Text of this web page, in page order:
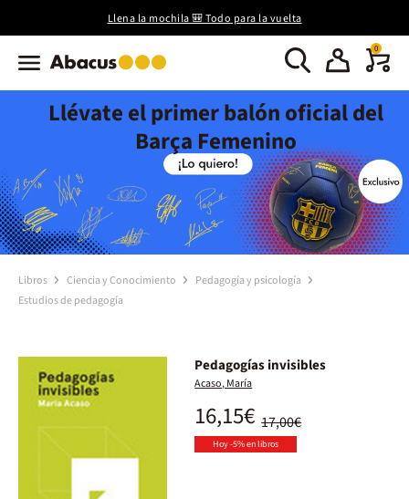
Llena la mochila 🎒 Todo para la vuelta
0
Llévate el primer balón oficial del
Barça Femenino
Libros Ciencia y Conocimiento
Pedagogía y psicología
Estudios de pedagogía
Pedagogías invisibles
Acaso, María
17,00€
16,15€
Hoy -5% en libros